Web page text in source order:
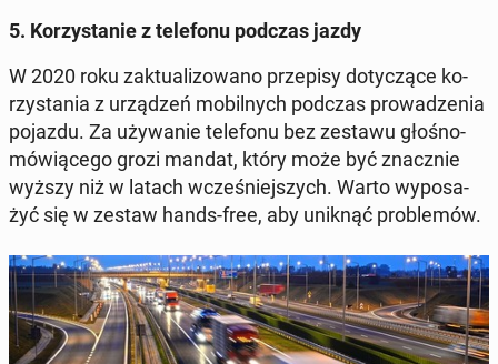
5. Ko­rzy­sta­nie z te­le­fo­nu podczas jazdy
W 2020 roku zak­tu­ali­zo­wa­no prze­pi­sy do­ty­czą­ce ko­
rzy­sta­nia z urzą­dzeń mo­bil­nych podczas pro­wa­dze­nia
pojazdu. Za uży­wa­nie te­le­fo­nu bez zestawu gło­śno­
mó­wią­ce­go grozi mandat, który może być znacz­nie
wyższy niż w latach wcze­śniej­szych. Warto wy­po­sa­
żyć się w zestaw hands-free, aby uniknąć pro­ble­mów.